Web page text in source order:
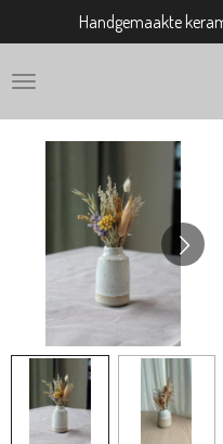
direct
naar
Handgemaakte